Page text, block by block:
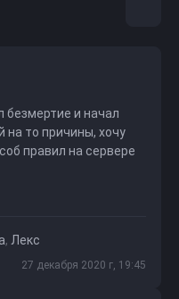
и начал
на то причины, хочу
правил на сервере
, Лекс
27 декабря 2020 г, 19:45